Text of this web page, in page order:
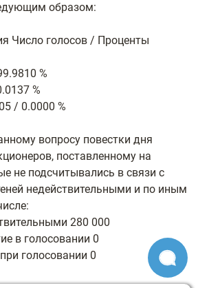
образом:
Число голосов / Проценты
%
%
/ 0.0000 %
вопросу повестки дня
поставленному на
не подсчитывались в связи с
недействительными и по иным
280 000
в голосовании 0
голосовании 0